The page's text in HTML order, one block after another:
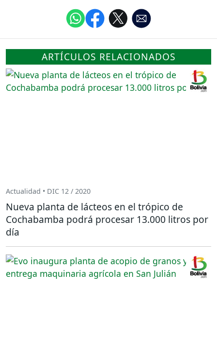
ARTÍCULOS RELACIONADOS
Actualidad • DIC 12 / 2020
Nueva planta de lácteos en el trópico de
Cochabamba podrá procesar 13.000 litros por
día